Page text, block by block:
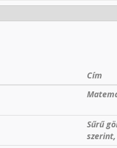
Cím
Sűrű